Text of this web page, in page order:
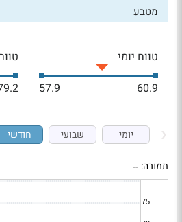
מטבע
טווח יומי
60.9
57.9
טווח 52
יומי שבועי חודשי
תמורה: --